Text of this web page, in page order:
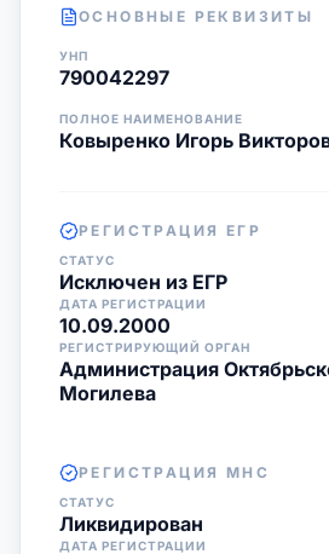
ОСНОВНЫЕ РЕКВИЗИТЫ
УНП
790042297
ПОЛНОЕ НАИМЕНОВАНИЕ
Ковыренко Игорь
РЕГИСТРАЦИЯ ЕГР
СТАТУС
Исключен из ЕГР
ДАТА РЕГИСТРАЦИИ
10.09.2000
РЕГИСТРИРУЮЩИЙ ОРГАН
Администрация
Могилева
РЕГИСТРАЦИЯ МНС
СТАТУС
Ликвидирован
ДАТА РЕГИСТРАЦИИ